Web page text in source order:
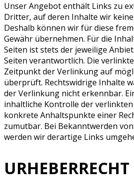
Unser Angebot enthält Links zu
Dritter, auf deren Inhalte wir
Deshalb können wir für diese
Gewähr übernehmen. Für die
Seiten ist stets der jeweilige
Seiten verantwortlich. Die
Zeitpunkt der Verlinkung auf
überprüft. Rechtswidrige Inhalte
der Verlinkung nicht erkennbar.
inhaltliche Kontrolle der
konkrete Anhaltspunkte einer
zumutbar. Bei Bekanntwerden
werden wir derartige Links
URHEBERRECHT